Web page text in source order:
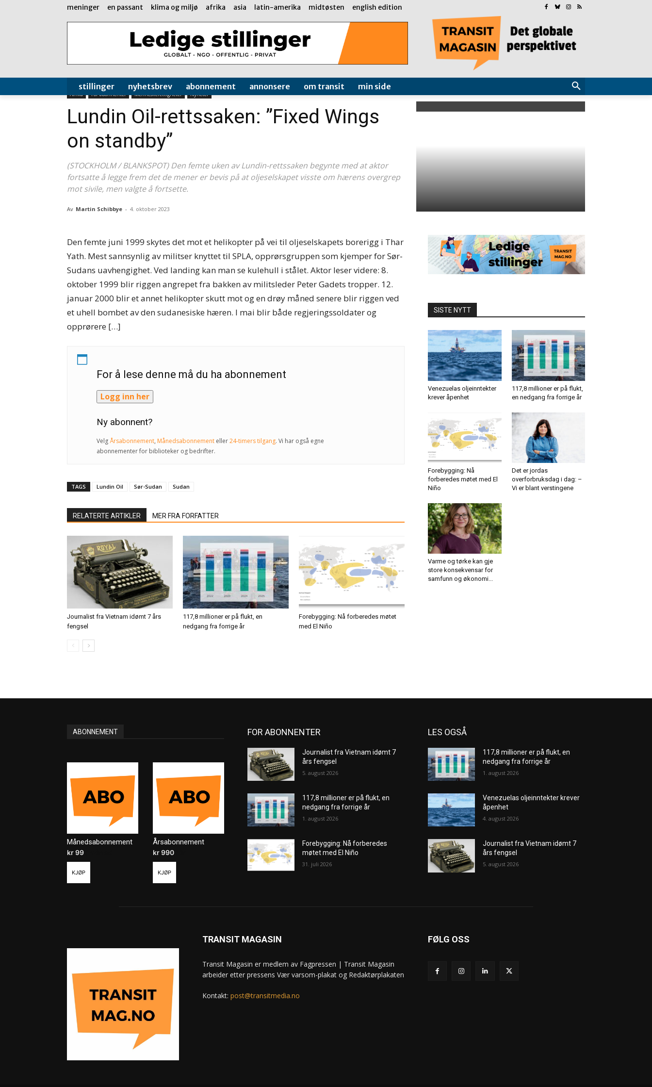
meninger en passant klima og miljø afrika asia latin-amerika midtøsten english edition
stillinger nyhetsbrev abonnement annonsere om transit min side
Afrika For abonnenter Menneskerettigheter Nyheter
Lundin Oil-rettssaken: ”Fixed Wings
on standby”
(STOCKHOLM / BLANKSPOT) Den femte uken av Lundin-rettssaken begynte med at aktor
fortsatte å legge frem det de mener er bevis på at oljeselskapet visste om hærens overgrep
mot sivile, men valgte å fortsette.
Av Martin Schibbye - 4. oktober 2023
Den femte juni 1999 skytes det mot et helikopter på vei til oljeselskapets borerigg i Thar
Yath. Mest sannsynlig av militser knyttet til SPLA, opprørsgruppen som kjemper for Sør-
Sudans uavhengighet. Ved landing kan man se kulehull i stålet. Aktor leser videre: 8.
oktober 1999 blir riggen angrepet fra bakken av militsleder Peter Gadets tropper. 12.
januar 2000 blir et annet helikopter skutt mot og en drøy måned senere blir riggen ved
et uhell bombet av den sudanesiske hæren. I mai blir både regjeringssoldater og
opprørere […]
For å lese denne må du ha abonnement
Logg inn her
Ny abonnent?
VelgÅrsabonnement, Månedsabonnement eller24-timers tilgang. Vi har også egne
abonnementer for biblioteker og bedrifter.
TAGS Lundin Oil Sør-Sudan Sudan
RELATERTE ARTIKLER MER FRA FORFATTER
Journalist fra Vietnam idømt 7 års
fengsel
117,8 millioner er på flukt, en
nedgang fra forrige år
Forebygging: Nå forberedes møtet
med El Niño
SISTE NYTT
Venezuelas oljeinntekter
krever åpenhet
117,8 millioner er på flukt,
en nedgang fra forrige år
Forebygging: Nå
forberedes møtet med El
Niño
Det er jordas
overforbruksdag i dag: –
Vi er blant verstingene
Varme og tørke kan gje
store konsekvensar for
samfunn og økonomi...
ABONNEMENT
Månedsabonnement
kr99
KJØP
Årsabonnement
kr990
KJØP
FOR ABONNENTER
Journalist fra Vietnam idømt 7
års fengsel
5. august 2026
117,8 millioner er på flukt, en
nedgang fra forrige år
1. august 2026
Forebygging: Nå forberedes
møtet med El Niño
31. juli 2026
LES OGSÅ
117,8 millioner er på flukt, en
nedgang fra forrige år
1. august 2026
Venezuelas oljeinntekter krever
åpenhet
4. august 2026
Journalist fra Vietnam idømt 7
års fengsel
5. august 2026
TRANSIT MAGASIN
Transit Magasin er medlem av Fagpressen | Transit Magasin
arbeider etter pressens Vær varsom-plakat og Redaktørplakaten
Kontakt: post@transitmedia.no
FØLG OSS